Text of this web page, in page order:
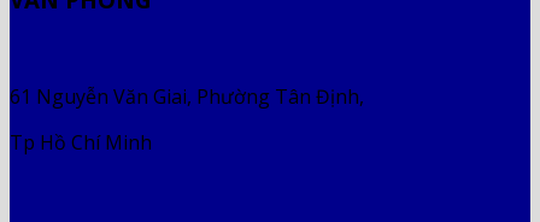
61 Nguyễn Văn Giai, Phường Tân Định,
Tp Hồ Chí Minh